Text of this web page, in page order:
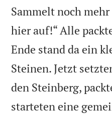
Sammelt noch
hier auf!“ Alle
Ende stand da ein
Steinen. Jetzt
den Steinberg,
starteten eine